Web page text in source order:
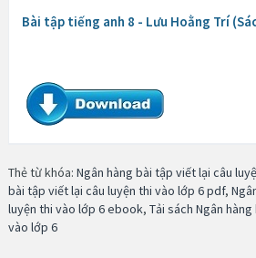
Bài tập tiếng anh 8 - Lưu Hoằng Trí
Thẻ từ khóa: Ngân hàng bài tập viết lại câu
bài tập viết lại câu luyện thi vào lớp 6 pdf,
luyện thi vào lớp 6 ebook, Tải sách Ngân
vào lớp 6